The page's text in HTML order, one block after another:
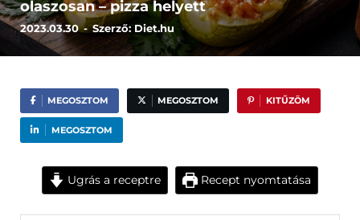
olaszosan – pizza helyett
2023.03.30-Szerző: Diet.hu
MEGOSZTOM MEGOSZTOM KITŰZÖM
MEGOSZTOM
Ugrás a receptre Recept nyomtatása